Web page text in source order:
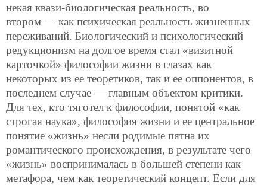
некая квази-биологическая реальность, во
втором — как психическая реальность жизненных
переживаний. Биологический и психологический
редукционизм на долгое время стал «визитной
карточкой» философии жизни в глазах как
некоторых из ее теоретиков, так и ее оппонентов, в
последнем случае — главным объектом критики.
Для тех, кто тяготел к философии, понятой «как
строгая наука», философия жизни и ее центральное
понятие «жизнь» несли родимые пятна их
романтического происхождения, в результате чего
«жизнь» воспринималась в большей степени как
метафора, чем как теоретический концепт. Если для